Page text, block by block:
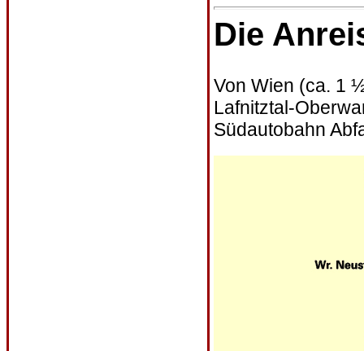
Die
Von Wien (ca. 1
Lafnitztal-
Südautobahn